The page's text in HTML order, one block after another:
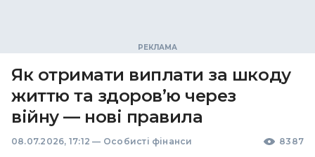
Як отримати виплати за шкоду
життю та здоров’ю через
війну — нові правила
08.07.2026, 17:12 — Особисті фінанси 8387